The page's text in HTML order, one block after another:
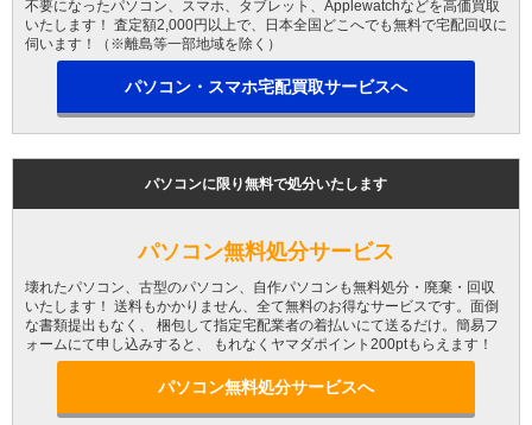
不要になったパソコン、スマホ、タブレット、Applewatchなどを高価買取
いたします！ 査定額2,000円以上で、日本全国どこへでも無料で宅配回収に
伺います！（※離島等一部地域を除く）
パソコン・スマホ宅配買取サービスへ
パソコンに限り無料で処分いたします
パソコン無料処分サービス
壊れたパソコン、古型のパソコン、自作パソコンも無料処分・廃棄・回収
いたします！ 送料もかかりません、全て無料のお得なサービスです。面倒
な書類提出もなく、 梱包して指定宅配業者の着払いにて送るだけ。簡易フ
ォームにて申し込みすると、 もれなくヤマダポイント200ptもらえます！
パソコン無料処分サービスへ